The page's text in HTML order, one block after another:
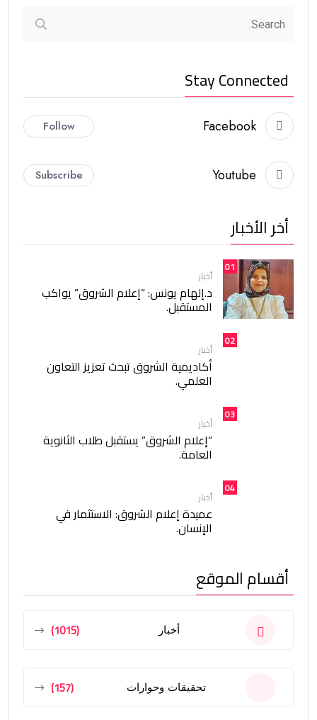
Stay Connected
Facebook
Follow
Youtube
Subscribe
أخر الأخبار
01
أخبار
د.إلهام يونس: “إعلام الشروق” يواكب
المستقبل.
02
أخبار
أكاديمية الشروق تبحث تعزيز التعاون
العلمي.
03
أخبار
“إعلام الشروق” يستقبل طلاب الثانوية
العامة.
04
أخبار
عميدة إعلام الشروق: الاستثمار في
الإنسان.
أقسام الموقع
أخبار (1015)
تحقيقات وحوارات (157)